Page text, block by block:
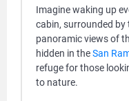
Imagine waking up
cabin, surrounded by
panoramic views of
hidden in theSan
refuge for those
to nature.